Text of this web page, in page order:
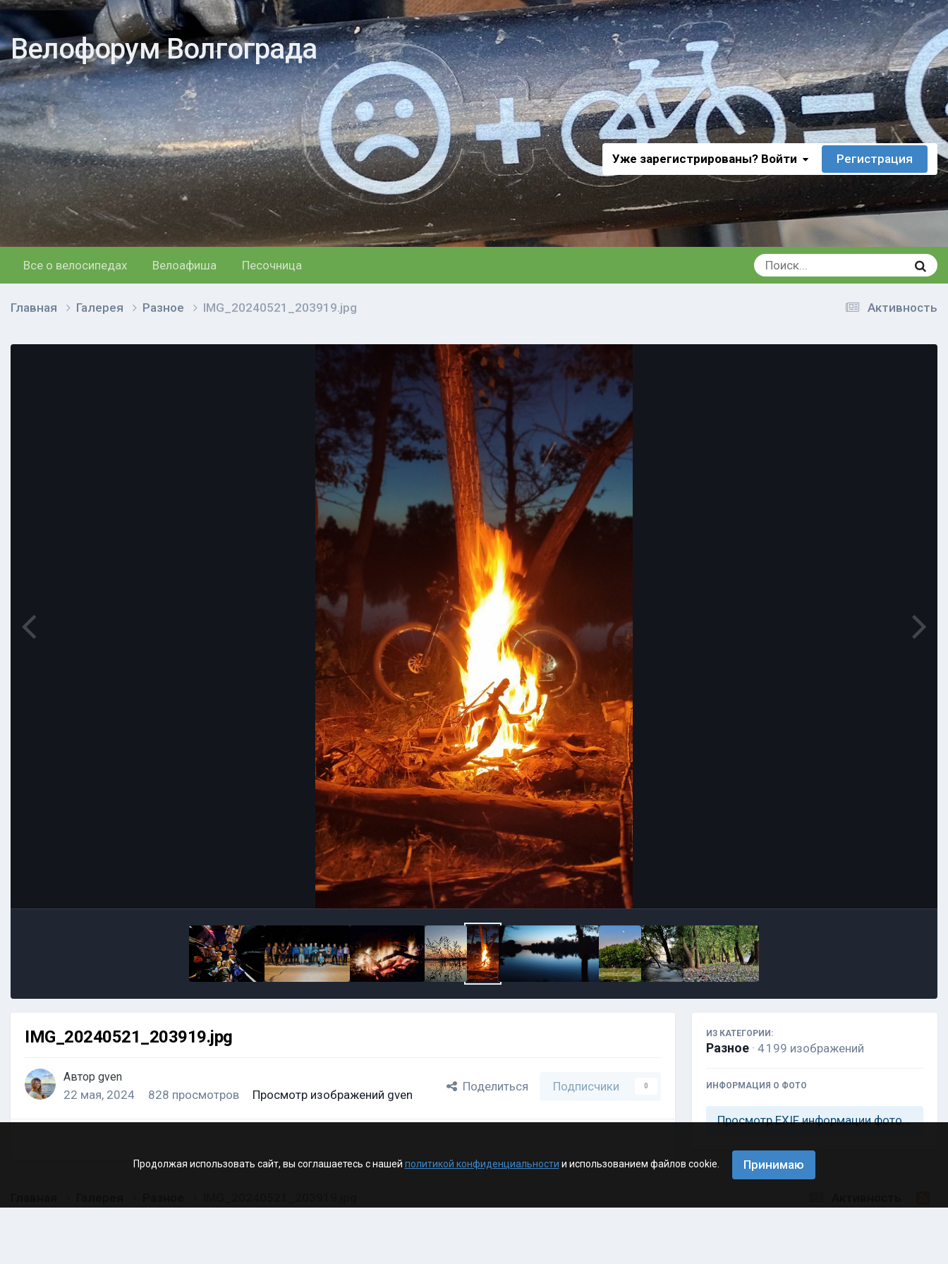
Велофорум Волгограда
Уже зарегистрированы? Войти Регистрация
Все о велосипедах Велоафиша Песочница
Активность
Главная Галерея Разное IMG_20240521_203919.jpg
IMG_20240521_203919.jpg
Автор gven
22 мая, 2024 828 просмотров Просмотр изображений gven
Поделиться Подписчики 0
ИЗ КАТЕГОРИИ:
Разное · 4 199 изображений
ИНФОРМАЦИЯ О ФОТО
Просмотр EXIF информации фотографии
Продолжая использовать сайт, вы соглашаетесь с нашей политикой конфиденциальности и использованием файлов cookie. Принимаю